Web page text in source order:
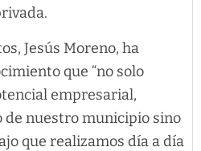
Jesús Moreno, ha
que “no solo
empresarial,
de nuestro municipio sino
que realizamos día a día